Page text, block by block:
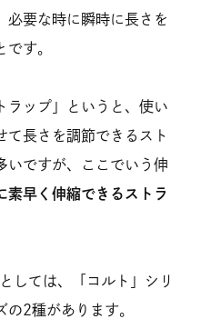
必要な時に瞬時に長さを
す。
ラップ」というと、使い
て長さを調節できるスト
いですが、ここでいう伸
素早く伸縮できるストラ
しては、「コルト」シリ
の2種があります。